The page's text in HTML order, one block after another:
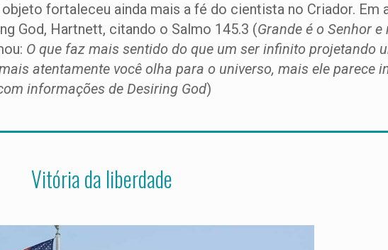
fortaleceu ainda mais a fé do cientista no Criador. Em
God, Hartnett, citando o Salmo 145.3 (Grande é o Senhor
O que faz mais sentido do que um ser infinito projetando
atentamente você olha para o universo, mais ele parece
informações de Desiring God)
Vitória da liberdade